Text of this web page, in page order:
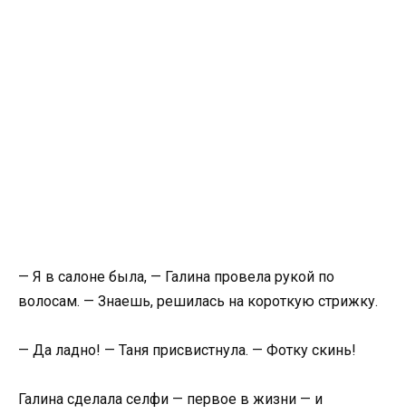
— Я в салоне была, — Галина провела рукой по
волосам. — Знаешь, решилась на короткую стрижку.
— Да ладно! — Таня присвистнула. — Фотку скинь!
Галина сделала селфи — первое в жизни — и